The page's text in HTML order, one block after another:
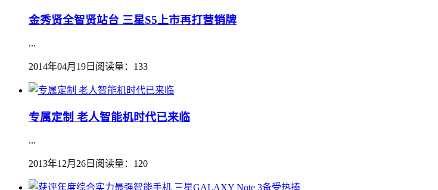
金秀贤全智贤站台 三星S5上市再打营销牌
...
2014年04月19日 阅读量：133
专属定制 老人智能机时代已来临
...
2013年12月26日 阅读量：120